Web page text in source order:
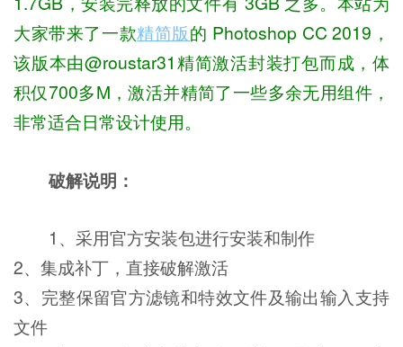
大家带来了一款精简版的 Photoshop CC 2019，
该版本由@roustar31精简激活封装打包而成，体
积仅700多M，激活并精简了一些多余无用组件，
非常适合日常设计使用。
破解说明：
1、采用官方安装包进行安装和制作
2、集成补丁，直接破解激活
3、完整保留官方滤镜和特效文件及输出输入支持
文件